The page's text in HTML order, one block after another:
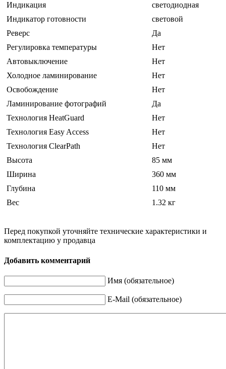
Индикация
светодиодная
Индикатор готовности
световой
Реверс
Да
Регулировка температуры
Нет
Автовыключение
Нет
Холодное ламинирование
Нет
Освобождение
Нет
Ламинирование фотографий
Да
Технология HeatGuard
Нет
Технология Easy Access
Нет
Технология ClearPath
Нет
Высота
85 мм
Ширина
360 мм
Глубина
110 мм
Вес
1.32 кг
Перед покупкой уточняйте технические характеристики и
комплектацию у продавца
Добавить комментарий
Имя (обязательное)
E-Mail (обязательное)